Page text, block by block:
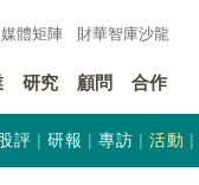
媒體矩陣 財華智庫沙龍
研究 顧問 合作
評 研報 專訪 活動